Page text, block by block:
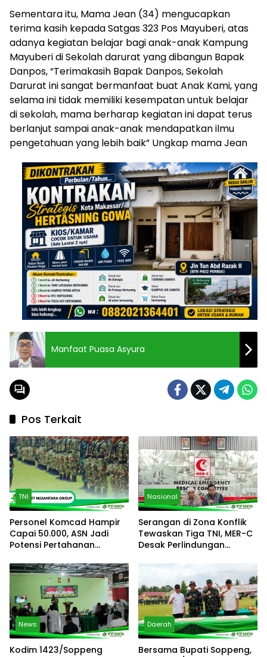
Sementara itu, Mama Jean (34) mengucapkan
terima kasih kepada Satgas 323 Pos Mayuberi, atas
adanya kegiatan belajar bagi anak-anak Kampung
Mayuberi di Sekolah darurat yang dibangun Bapak
Danpos, “Terimakasih Bapak Danpos, Sekolah
Darurat ini sangat bermanfaat buat Anak Kami, yang
selama ini tidak memiliki kesempatan untuk belajar
di sekolah, mama berharap kegiatan ini dapat terus
berlanjut sampai anak-anak mendapatkan ilmu
pengetahuan yang lebih baik” Ungkap mama Jean
Manfaat Puasa Asyura
Pos Terkait
TNI
Personel Komcad Hampir
Capai 50.000, ASN Jadi
Potensi Pertahanan
Nasional
Serangan di Zona Konflik
Tewaskan Tiga TNI, MER-C
Desak Perlindungan
News
Kodim 1423/Soppeng
Daerah
Bersama Bupati Soppeng,